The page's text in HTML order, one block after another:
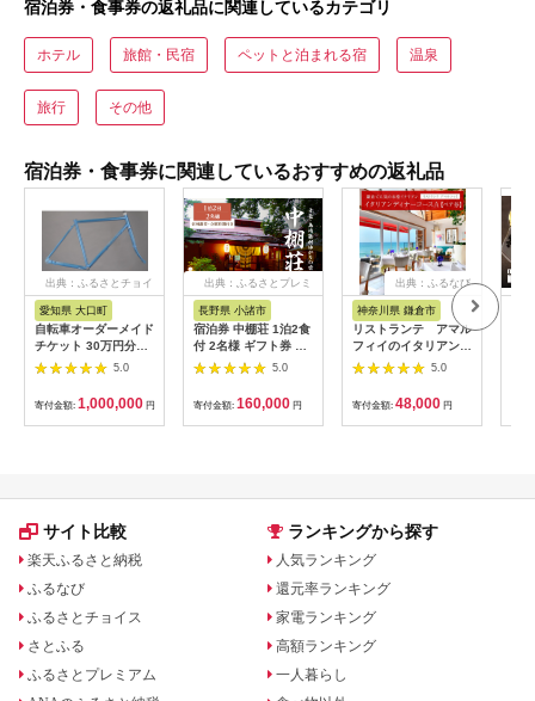
宿泊券・食事券の返礼品に関連しているカテゴリ
ホテル 旅館・民宿 ペットと泊まれる宿 温泉
旅行 その他
宿泊券・食事券に関連しているおすすめの返礼品
出典：ふるさとチョイ
愛知県 大口町
自転車オーダーメイド
チケット 30万円分
【1360365】
5.0
寄付金額: 1,000,000 円
出典：ふるさとプレミ
長野県 小諸市
宿泊券 中棚荘 1泊2食
付 2名様 ギフト券 チ
ケット 券 宿泊 旅行
5.0
寄付金額: 160,000 円
出典：ふるなび
神奈川県 鎌倉市
リストランテ アマル
フィイのイタリアンデ
ィナーコースA ペア
5.0
寄付金額: 48,000 円
サイト比較
楽天ふるさと納税
ふるなび
ふるさとチョイス
さとふる
ふるさとプレミアム
ランキングから探す
人気ランキング
還元率ランキング
家電ランキング
高額ランキング
一人暮らし